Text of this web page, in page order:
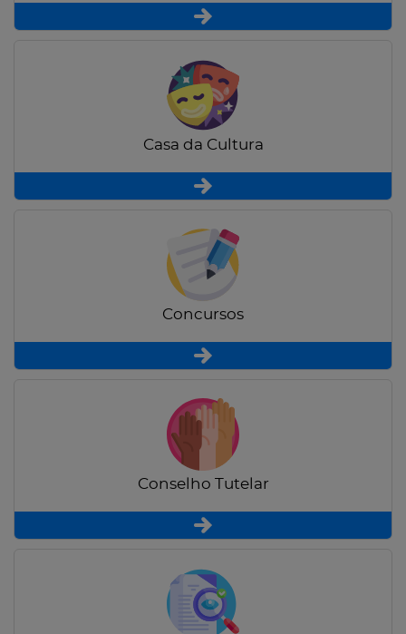
Casa da Cultura
Concursos
Conselho Tutelar